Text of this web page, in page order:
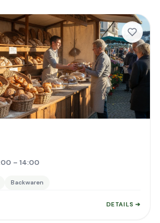
– 14:00
Backwaren
DETAILS ➔